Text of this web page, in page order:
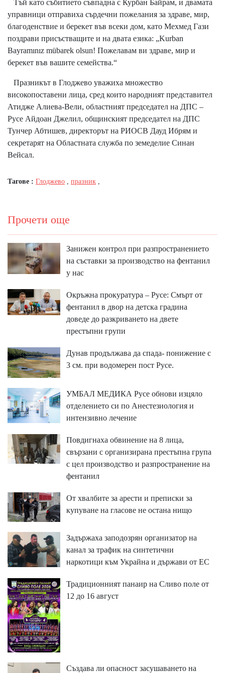
​Тъй като събитието съвпадна с Курбан Байрам, и двамата
управници отправиха сърдечни пожелания за здраве, мир,
благоденствие и берекет във всеки дом, като Мехмед Гази
поздрави присъстващите и на двата езика: „Kurban
Bayramınız mübarek olsun! Пожелавам ви здраве, мир и
берекет във вашите семейства.“
Празникът в Глоджево уважиха множество
високопоставени лица, сред които народният представител
Атидже Алиева-Вели, областният председател на ДПС –
Русе Айдоан Джелил, общинският председател на ДПС
Тунчер Абтишев, директорът на РИОСВ Дауд Ибрям и
секретарят на Областната служба по земеделие Синан
Вейсал.
Тагове : Глоджево празник
Прочети още
Занижен контрол при разпространението
на съставки за производство на фентанил
у нас
Окръжна прокуратура – Русе: Смърт от
фентанил в двор на детска градина
доведе до разкриването на двете
престъпни групи
Дунав продължава да спада- понижение с
3 см. при водомерен пост Русе.
УМБАЛ МЕДИКА Русе обнови изцяло
отделението си по Анестезиология и
интензивно лечение
Повдигнаха обвинение на 8 лица,
свързани с организирана престъпна група
с цел производство и разпространение на
фентанил
От хвалбите за арести и преписки за
купуване на гласове не остана нищо
Задържаха заподозрян организатор на
канал за трафик на синтетични
наркотици към Украйна и държави от ЕС
Традиционният панаир на Сливо поле от
12 до 16 август
Създава ли опасност засушаването на